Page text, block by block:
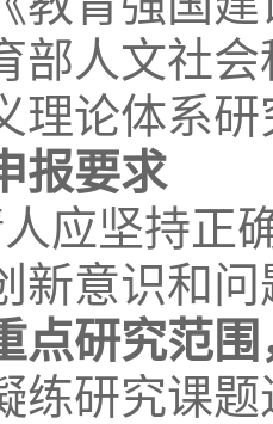
部人文社
理论体系
报要求
应坚持正
新意识和
点研究范围
练研究课